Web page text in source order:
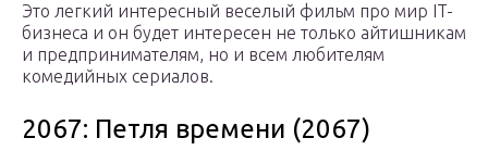
Это легкий интересный веселый фильм про мир IT-
бизнеса и он будет интересен не только айтишникам
и предпринимателям, но и всем любителям
комедийных сериалов.
2067: Петля времени (2067)